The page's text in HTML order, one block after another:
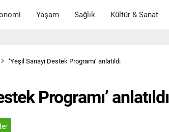
Yaşam Sağlık Kültür & Sanat
‘Yeşil Sanayi Destek Programı’ anlatıldı
Programı’ anlatıldı